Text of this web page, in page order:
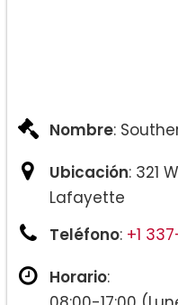
Nombre:
Ubicación: 321
Lafayette
Teléfono: +1
Horario: